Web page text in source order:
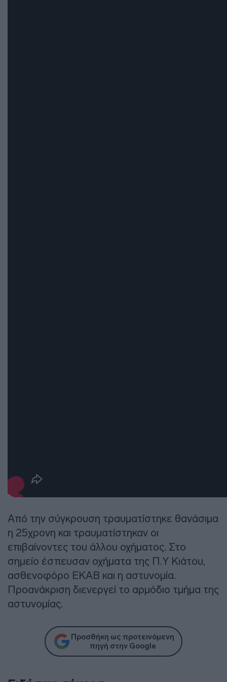
Από την σύγκρουση τραυματίστηκε θανάσιμα
η 25χρονη και τραυματίστηκαν οι
επιβαίνοντες του άλλου οχήματος. Στο
σημείο έσπευσαν οχήματα της Π.Υ Κιάτου,
ασθενοφόρο ΕΚΑΒ και η αστυνομία.
Προανάκριση διενεργεί το αρμόδιο τμήμα της
αστυνομίας.
Προσθήκη ως προτεινόμενη
πηγή στην Google